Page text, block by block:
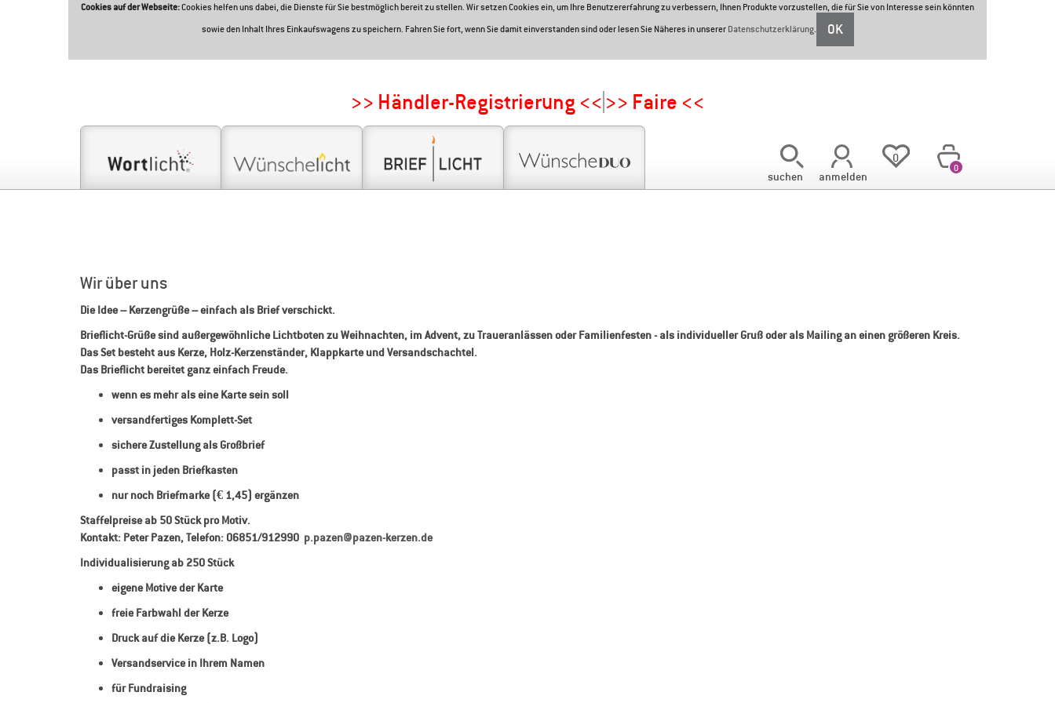
Cookies auf der Webseite:Cookies helfen uns dabei, die Dienste für Sie bestmöglich bereit zu stellen. Wir setzen Cookies ein, um Ihre Benutzererfahrung zu verbessern, Ihnen Produkte vorzustellen, die für Sie von Interesse sein könnten
sowie den Inhalt Ihres Einkaufswagens zu speichern. Fahren Sie fort, wenn Sie damit einverstanden sind oder lesen Sie Näheres in unsererDatenschutzerklärung. OK
>> Händler-Registrierung << >> Faire <<
suchen anmelden
0
0
Wir über uns
Die Idee – Kerzengrüße – einfach als Brief verschickt.
Brieflicht-Grüße sind außergewöhnliche Lichtboten zu Weihnachten, im Advent, zu Traueranlässen oder Familienfesten - als individueller Gruß oder als Mailing an einen größeren Kreis.
Das Set besteht aus Kerze, Holz-Kerzenständer, Klappkarte und Versandschachtel.
Das Brieflicht bereitet ganz einfach Freude.
wenn es mehr als eine Karte sein soll
versandfertiges Komplett-Set
sichere Zustellung als Großbrief
passt in jeden Briefkasten
nur noch Briefmarke (€ 1,45) ergänzen
Staffelpreise ab 50 Stück pro Motiv.
Kontakt: Peter Pazen, Telefon: 06851/912990 p.pazen@pazen-kerzen.de
Individualisierung ab 250 Stück
eigene Motive der Karte
freie Farbwahl der Kerze
Druck auf die Kerze (z.B. Logo)
Versandservice in Ihrem Namen
für Fundraising